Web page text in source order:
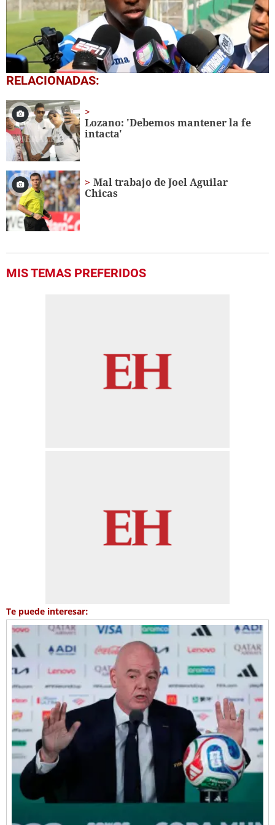
0
seconds
1
minute,
6
seconds
RELACIONADAS:
Lozano: 'Debemos mantener la fe
intacta'
Mal trabajo de Joel Aguilar
Chicas
MIS TEMAS PREFERIDOS
Te puede interesar: